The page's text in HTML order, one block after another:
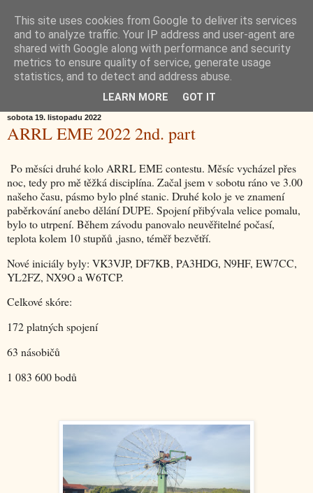
OK2DL Marek Sochor
JN79WL
sobota 19. listopadu 2022
ARRL EME 2022 2nd. part
Po měsíci druhé kolo ARRL EME contestu. Měsíc vycházel přes
noc, tedy pro mě těžká disciplína. Začal jsem v sobotu ráno ve 3.00
našeho času, pásmo bylo plné stanic. Druhé kolo je ve znamení
paběrkování anebo dělání DUPE. Spojení přibývala velice pomalu,
bylo to utrpení. Během závodu panovalo neuvěřitelné počasí,
teplota kolem 10 stupňů ,jasno, téměř bezvětří.
Nové iniciály byly: VK3VJP, DF7KB, PA3HDG, N9HF, EW7CC,
YL2FZ, NX9O a W6TCP.
Celkové skóre:
172 platných spojení
63 násobičů
1 083 600 bodů
This site uses cookies from Google to deliver its services
and to analyze traffic. Your IP address and user-agent are
shared with Google along with performance and security
metrics to ensure quality of service, generate usage
statistics, and to detect and address abuse.
LEARN MORE GOT IT